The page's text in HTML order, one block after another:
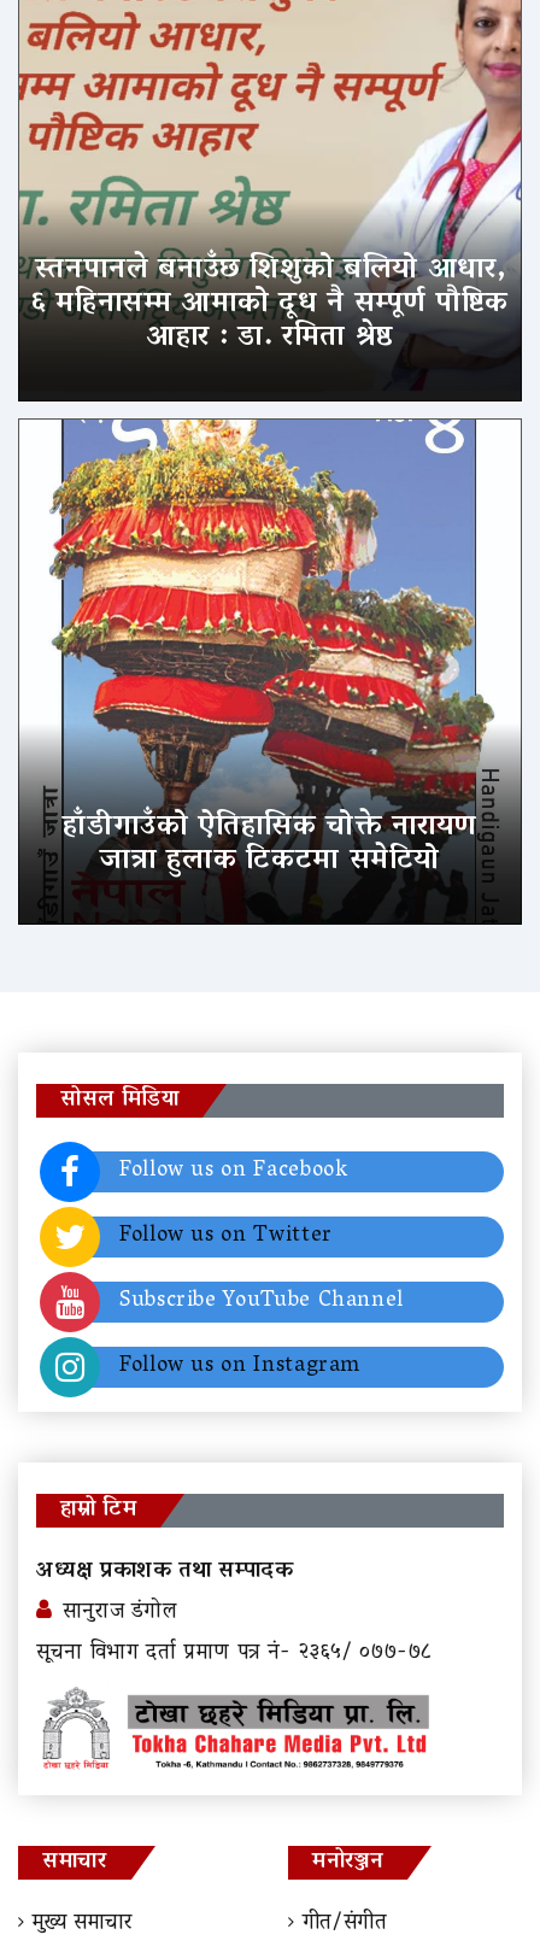
स्तनपानले बनाउँछ शिशुको बलियो आधार,
६ महिनासम्म आमाको दूध नै सम्पूर्ण पौष्टिक
आहार : डा. रमिता श्रेष्ठ
हाँडीगाउँको ऐतिहासिक चोक्ते नारायण
जात्रा हुलाक टिकटमा समेटियो
सोसल मिडिया
Follow us on Facebook
Follow us on Twitter
Subscribe YouTube Channel
Follow us on Instagram
हाम्रो टिम
अध्यक्ष प्रकाशक तथा सम्पादक
सानुराज डंगोल
सूचना विभाग दर्ता प्रमाण पत्र नं- २३६५/ ०७७-७८
समाचार
मुख्य समाचार
मनोरञ्जन
गीत/संगीत